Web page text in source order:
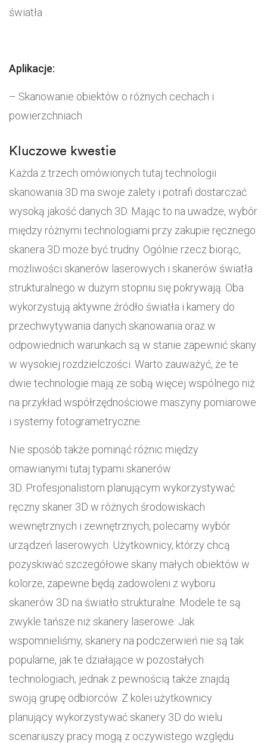
światła
Aplikacje:
– Skanowanie obiektów o różnych cechach i
powierzchniach
Kluczowe kwestie
Każda z trzech omówionych tutaj technologii
skanowania 3D ma swoje zalety i potrafi dostarczać
wysoką jakość danych 3D. Mając to na uwadze, wybór
między różnymi technologiami przy zakupie ręcznego
skanera 3D może być trudny. Ogólnie rzecz biorąc,
możliwości skanerów laserowych i skanerów światła
strukturalnego w dużym stopniu się pokrywają. Oba
wykorzystują aktywne źródło światła i kamery do
przechwytywania danych skanowania oraz w
odpowiednich warunkach są w stanie zapewnić skany
w wysokiej rozdzielczości. Warto zauważyć, że te
dwie technologie mają ze sobą więcej wspólnego niż
na przykład współrzędnościowe maszyny pomiarowe
i systemy fotogrametryczne.
Nie sposób także pominąć różnic między
omawianymi tutaj typami skanerów
3D. Profesjonalistom planującym wykorzystywać
ręczny skaner 3D w różnych środowiskach
wewnętrznych i zewnętrznych, polecamy wybór
urządzeń laserowych. Użytkownicy, którzy chcą
pozyskiwać szczegółowe skany małych obiektów w
kolorze, zapewne będą zadowoleni z wyboru
skanerów 3D na światło strukturalne. Modele te są
zwykle tańsze niż skanery laserowe. Jak
wspomnieliśmy, skanery na podczerwień nie są tak
popularne, jak te działające w pozostałych
technologiach, jednak z pewnością także znajdą
swoją grupę odbiorców. Z kolei użytkownicy
planujący wykorzystywać skanery 3D do wielu
scenariuszy pracy mogą z oczywistego względu